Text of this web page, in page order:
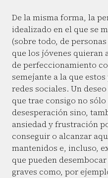
De la misma forma, la
idealizado en el que se
(sobre todo, de
que los jóvenes quieran
de perfeccionamiento
semejante a la que
redes sociales. Un
que trae consigo no
desesperación sino,
ansiedad y frustración
conseguir o alcanzar
mantenidos e, incluso,
que pueden
graves como, por